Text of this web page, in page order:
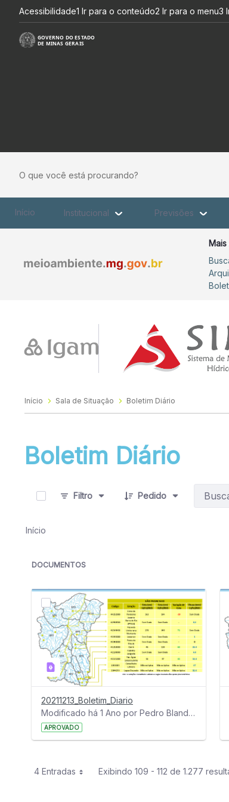
Pular para o Conteúdo principal
Boletim Diário - SIMGE
Acessibilidade1 Ir para o conteúdo2 Ir para o menu3
O que você está procurando?
Início Institucional Previsões
Início Sala de Situação Boletim Diário
Boletim Diário
Filtro Pedido
Início
DOCUMENTOS
20211213_Boletim_Diario
Modificado há 1 Ano por Pedro Blandim.
APROVADO
4 Entradas Exibindo 109 - 112 de 1.277